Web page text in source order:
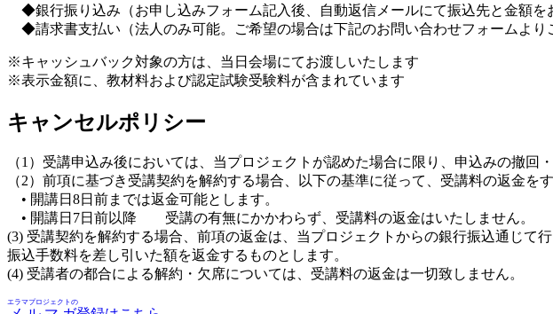
◆銀行振り込み（お申し込みフォーム記入後、自動返信メールにて振込先と金額を
◆請求書支払い（法人のみ可能。ご希望の場合は下記のお問い合わせフォームより
※キャッシュバック対象の方は、当日会場にてお渡しいたします
※表示金額に、教材料および認定試験受験料が含まれています
キャンセルポリシー
（1）受講申込み後においては、当プロジェクトが認めた場合に限り、申込みの撤回
（2）前項に基づき受講契約を解約する場合、以下の基準に従って、受講料の返金を
• 開講日8日前までは返金可能とします。
• 開講日7日前以降 受講の有無にかかわらず、受講料の返金はいたしません。
(3) 受講契約を解約する場合、前項の返金は、当プロジェクトからの銀行振込通じ
振込手数料を差し引いた額を返金するものとします。
(4) 受講者の都合による解約・欠席については、受講料の返金は一切致しません。
エラマプロジェクトの